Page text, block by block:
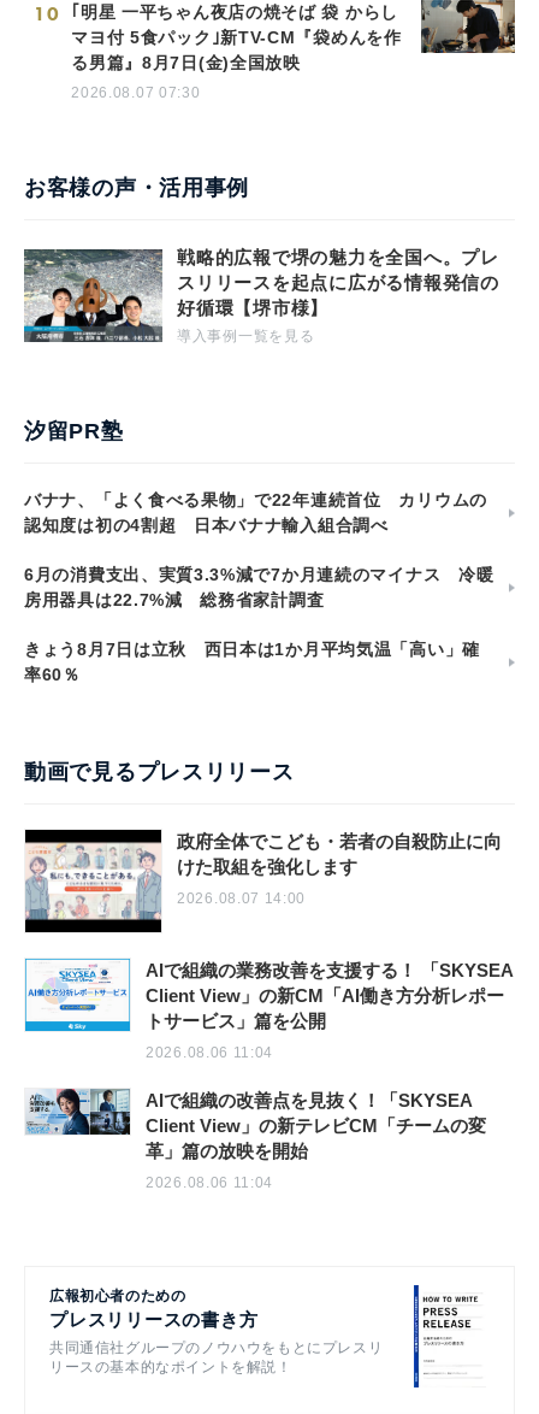
10
｢明星 一平ちゃん夜店の焼そば 袋 からし
マヨ付 5食パック｣新TV-CM『袋めんを作
る男篇』8月7日(金)全国放映
2026.08.07 07:30
お客様の声・活用事例
戦略的広報で堺の魅力を全国へ。プレ
スリリースを起点に広がる情報発信の
好循環【堺市様】
導入事例一覧を見る
汐留PR塾
バナナ、「よく食べる果物」で22年連続首位 カリウムの
認知度は初の4割超 日本バナナ輸入組合調べ
6月の消費支出、実質3.3%減で7か月連続のマイナス 冷暖
房用器具は22.7%減 総務省家計調査
きょう8月7日は立秋 西日本は1か月平均気温「高い」確
率60％
動画で見るプレスリリース
政府全体でこども・若者の自殺防止に向
けた取組を強化します
2026.08.07 14:00
AIで組織の業務改善を支援する！ 「SKYSEA
Client View」の新CM「AI働き方分析レポー
トサービス」篇を公開
2026.08.06 11:04
AIで組織の改善点を見抜く！「SKYSEA
Client View」の新テレビCM「チームの変
革」篇の放映を開始
2026.08.06 11:04
広報初心者のための
プレスリリースの書き方
共同通信社グループのノウハウをもとにプレスリ
リースの基本的なポイントを解説！